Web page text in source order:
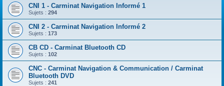
CNI 1 - Carminat Navigation Informé 1
Sujets : 294
CNI 2 - Carminat Navigation Informé 2
Sujets : 173
CB CD - Carminat Bluetooth CD
Sujets : 102
CNC - Carminat Navigation & Communication / Carminat
Bluetooth DVD
Sujets : 241